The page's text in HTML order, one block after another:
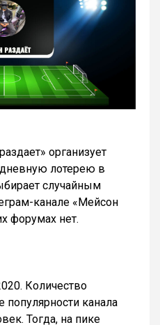
организует
лотерею в
случайным
канале «Мейсон
форумах нет.
Количество
канала
Тогда, на пике